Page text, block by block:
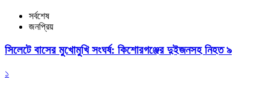
সর্বশেষ
জনপ্রিয়
সিলেটে বাসের মুখোমুখি সংঘর্ষ: কিশোরগঞ্জের দুইজনসহ নিহত ৯
১